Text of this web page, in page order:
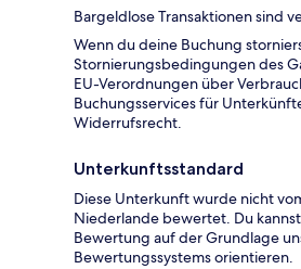
Bargeldlose Transaktionen sind
Wenn du deine Buchung
Stornierungsbedingungen des
EU-Verordnungen über
Buchungsservices für
Widerrufsrecht.
Unterkunftsstandard
Diese Unterkunft wurde nicht
Niederlande bewertet. Du
Bewertung auf der Grundlage
Bewertungssystems orientieren.